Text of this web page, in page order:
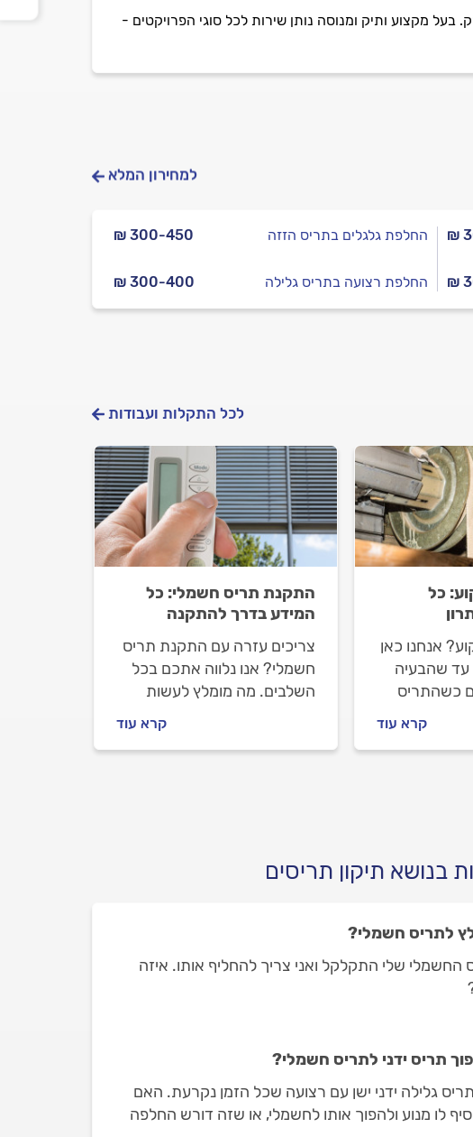
בעל מקצוע ותיק ומנוסה נותן שירות לכל סוגי הפרויקטים -
למחירון המלא
₪
₪
₪ 300-450 החלפת גלגלים בתריס הזזה
₪ 300-400 החלפת רצועה בתריס גלילה
לכל התקלות ועבודות
כל
אנחנו כאן
עד שהבעיה
כשהתריס
תיקון תריס
התשובות
קרא עוד
התקנת תריס חשמלי: כל
המידע בדרך להתקנה
צריכים עזרה עם התקנת תריס
חשמלי? אנו נלווה אתכם בכל
השלבים. מה מומלץ לעשות
מה חשוב לבדוק מולו וכמה עולה
להתקין תריס חשמלי? ריכזנו
קרא עוד
בנושא תיקון תריסים
לתריס חשמלי?
החשמלי שלי התקלקל ואני צריך להחליף אותו. איזה
תריס ידני לתריס חשמלי?
תריס גלילה ידני ישן עם רצועה שכל הזמן נקרעת. האם
לו מנוע ולהפוך אותו לחשמלי, או שזה דורש החלפה